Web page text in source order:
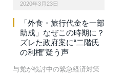
2020年3月23日
「外食・旅行代金を一部
助成」なぜこの時期に？
ズレた政府案に“二階氏
の利権”疑う声
与党が検討中の緊急経済対策